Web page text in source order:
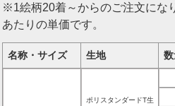
※1絵柄20着～からのご注文にな
あたりの単価です。
名称・サイズ 生地
ポリスタンダードT生